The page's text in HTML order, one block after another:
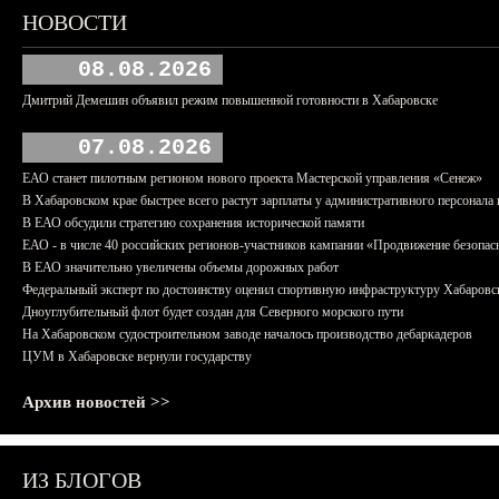
НОВОСТИ
08.08.2026
Дмитрий Демешин объявил режим повышенной готовности в Хабаровске
07.08.2026
ЕАО станет пилотным регионом нового проекта Мастерской управления «Сенеж»
В Хабаровском крае быстрее всего растут зарплаты у административного персонала
В ЕАО обсудили стратегию сохранения исторической памяти
ЕАО - в числе 40 российских регионов-участников кампании «Продвижение
В ЕАО значительно увеличены объемы дорожных работ
Федеральный эксперт по достоинству оценил спортивную инфраструктуру
Дноуглубительный флот будет создан для Северного морского пути
На Хабаровском судостроительном заводе началось производство дебаркадеров
ЦУМ в Хабаровске вернули государству
Архив новостей >>
ИЗ БЛОГОВ